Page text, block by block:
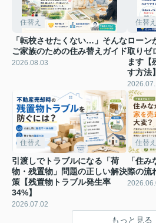
住替え
「転校させたくない…」そんな
ご家族のための住み替えガイド
2026.08.03
住替え
ローン
取りゼ
ます【
す方法】
住替え
引渡しでトラブルになる「荷
物・残置物」問題の正しい解決
策【残置物トラブル発生率
34%】
2026.07.02
住替え
「住
際の流
もっと見る